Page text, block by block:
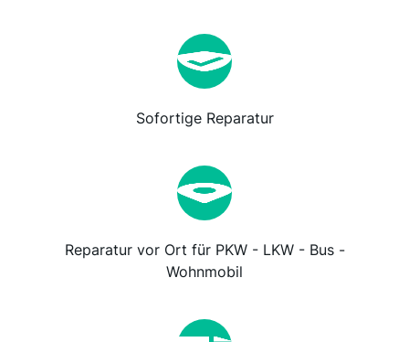
Sofortige Reparatur
Reparatur vor Ort für PKW - LKW - Bus -
Wohnmobil